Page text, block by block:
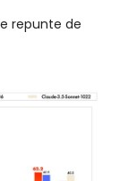
repunte de